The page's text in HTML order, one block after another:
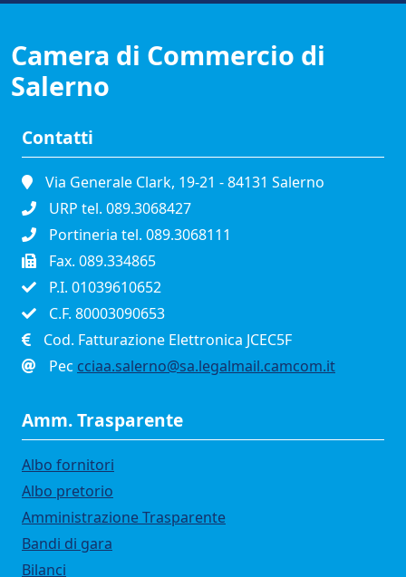
Camera di Commercio di
Salerno
Contatti
Via Generale Clark, 19-21 - 84131 Salerno
URP tel. 089.3068427
Portineria tel. 089.3068111
Fax. 089.334865
P.I. 01039610652
C.F. 80003090653
Cod. Fatturazione Elettronica JCEC5F
Pec cciaa.salerno@sa.legalmail.camcom.it
Amm. Trasparente
Albo fornitori
Albo pretorio
Amministrazione Trasparente
Bandi di gara
Bilanci